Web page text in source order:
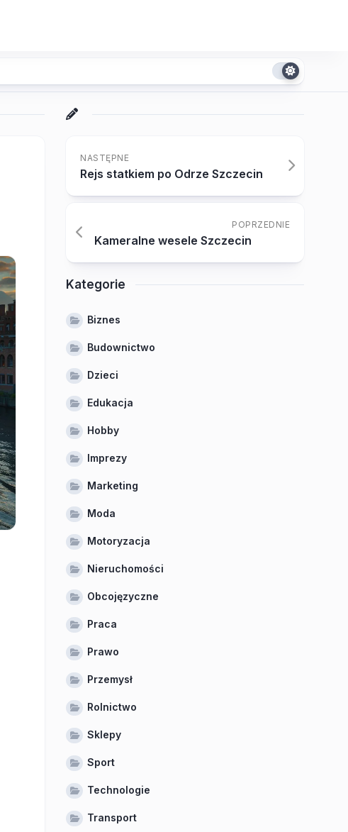
NASTĘPNE
Rejs statkiem po Odrze Szczecin
POPRZEDNIE
Kameralne wesele Szczecin
Kategorie
Biznes
Budownictwo
Dzieci
Edukacja
Hobby
Imprezy
Marketing
Moda
Motoryzacja
Nieruchomości
Obcojęzyczne
Praca
Prawo
Przemysł
Rolnictwo
Sklepy
Sport
Technologie
Transport